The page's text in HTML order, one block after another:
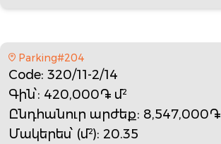
Parking#204
Code: 320/11-2/14
Գին՝: 420,000֏ մ²
Ընդհանուր արժեք: 8,547,000֏
Մակերես՝ (մ²): 20.35